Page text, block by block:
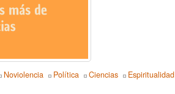
Noviolencia Política Ciencias Espiritualidad